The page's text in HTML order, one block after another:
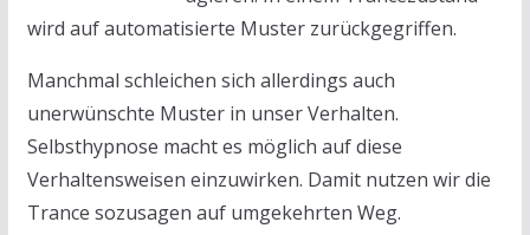
wird auf automatisierte Muster zurückgegriffen.
Manchmal schleichen sich allerdings auch
unerwünschte Muster in unser Verhalten.
Selbsthypnose macht es möglich auf diese
Verhaltensweisen einzuwirken. Damit nutzen wir die
Trance sozusagen auf umgekehrten Weg.